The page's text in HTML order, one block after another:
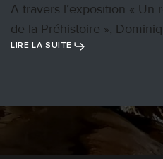
A travers l’exposition « Un
de la Préhistoire »,
LIRE LA SUITE